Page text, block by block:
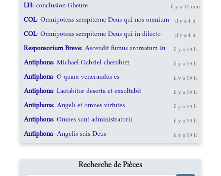
LH: conclusion Gheure il y a 41 min
COL: Omnipotens sempiterne Deus qui nos omnium il y a 4 h
COL: Omnipotens sempiterne Deus qui in dilecto il y a 4 h
Responsorium Breve: Ascendit fumus aromatum In il y a 19 h
Antiphona: Michael Gabriel cherubim il y a 19 h
Antiphona: O quam venerandus es il y a 19 h
Antiphona: Laetabitur deserta et exsultabit il y a 19 h
Antiphona: Angeli et omnes virtutes il y a 19 h
Antiphona: Omnes sunt administratorii il y a 19 h
Antiphona: Angelis suis Deus il y a 19 h
Recherche de Pièces